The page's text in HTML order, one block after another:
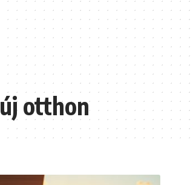
új otthon